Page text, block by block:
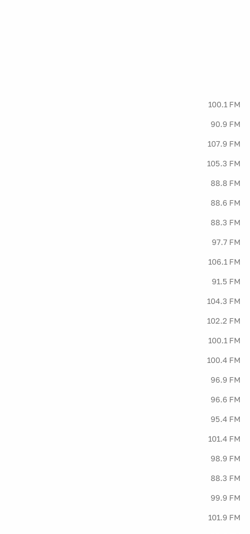
100.1 FM
90.9 FM
107.9 FM
105.3 FM
88.8 FM
88.6 FM
88.3 FM
97.7 FM
106.1 FM
91.5 FM
104.3 FM
102.2 FM
100.1 FM
100.4 FM
96.9 FM
96.6 FM
95.4 FM
101.4 FM
98.9 FM
88.3 FM
99.9 FM
101.9 FM